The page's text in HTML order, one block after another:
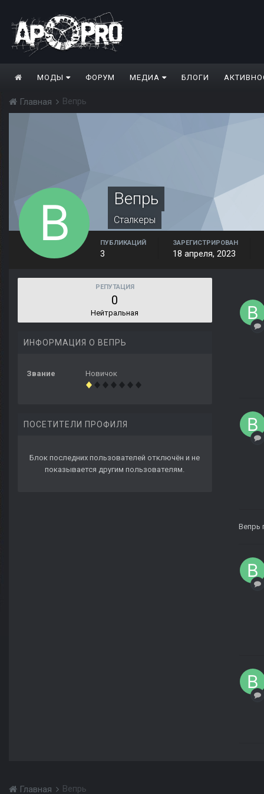
МОДЫ ФОРУМ МЕДИА БЛОГИ
Главная Вепрь
Вепрь
Сталкеры
ПУБЛИКАЦИЙ
3
ЗАРЕГИСТРИРОВАН
18 апреля, 2023
РЕПУТАЦИЯ
0
Нейтральная
ИНФОРМАЦИЯ О ВЕПРЬ
Звание Новичок
ПОСЕТИТЕЛИ ПРОФИЛЯ
Блок последних пользователей отключён и не
показывается другим пользователям.
Вепрь
Главная Вепрь